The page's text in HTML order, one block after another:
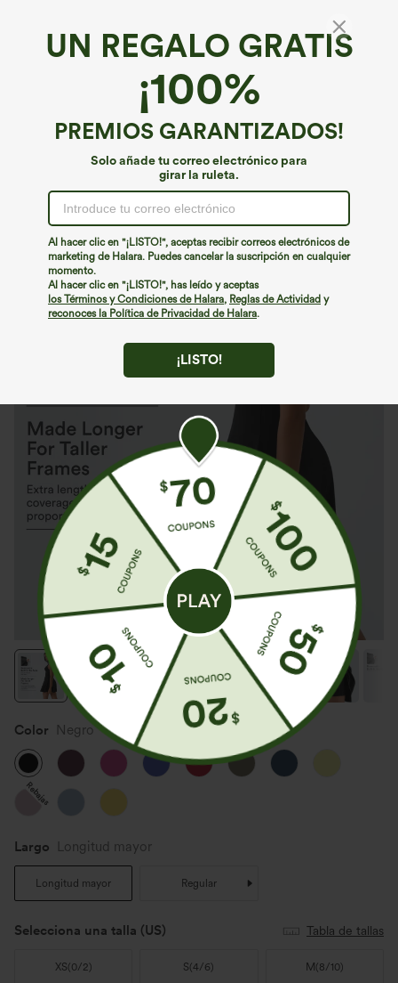
UN REGALO GRATIS
¡100%
PREMIOS GARANTIZADOS!
Solo añade tu correo electrónico para
girar la ruleta.
Al hacer clic en "¡LISTO!", aceptas recibir correos electrónicos de
marketing de Halara. Puedes cancelar la suscripción en cualquier
momento.
Al hacer clic en "¡LISTO!", has leído y aceptas
los Términos y Condiciones de Halara, Reglas de Actividad y
reconoces la Política de Privacidad de Halara.
¡LISTO!
Suavemente ligero*
Vestido corto de baile 2 en 1 con bolsillo
lateral escote en U y espalda descubierta
968 )
€44,95 EUR
Color Negro
Rebajas
Largo Longitud mayor
Longitud mayor Regular
Selecciona una talla (US) Tabla de tallas
XS(0/2) S(4/6) M (8/10)